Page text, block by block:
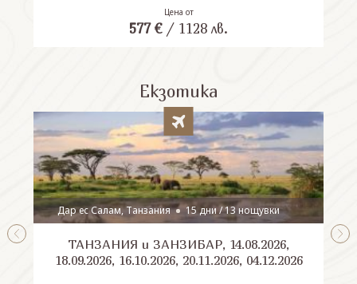
Цена от
577 €/ 1128 лв.
Екзотика
Дар ес Салам, Танзания 15 дни / 13 нощувки
ТАНЗАНИЯ и ЗАНЗИБАР, 14.08.2026,
18.09.2026, 16.10.2026, 20.11.2026, 04.12.2026